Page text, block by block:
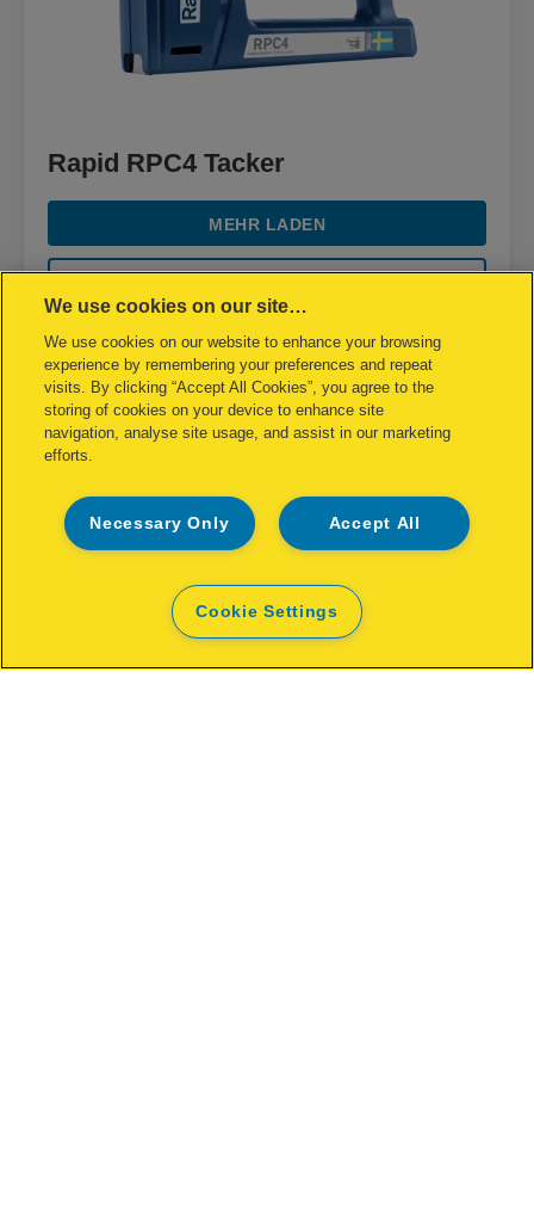
Rapid RPC4 Tacker
MEHR LADEN
We use cookies on our site…
We use cookies on our website to enhance your browsing
experience by remembering your preferences and repeat
visits. By clicking “Accept All Cookies”, you agree to the
storing of cookies on your device to enhance site
navigation, analyse site usage, and assist in our marketing
efforts.
Accept All
Necessary Only
Cookie Settings